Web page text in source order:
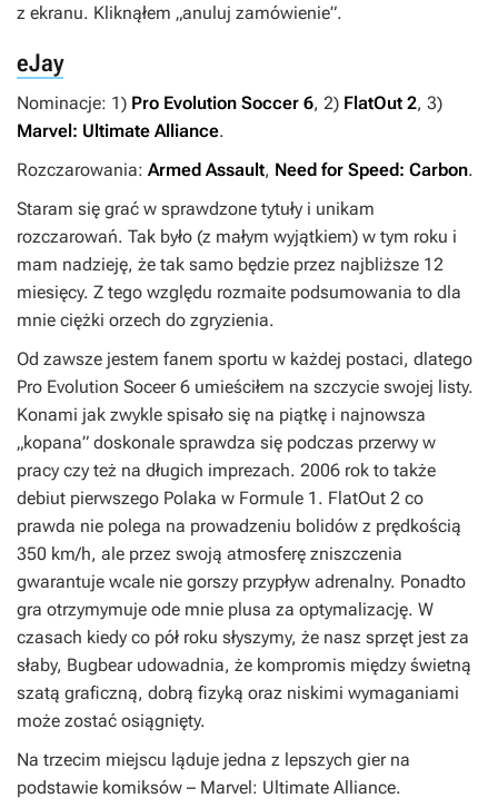
z ekranu. Kliknąłem „anuluj zamówienie”.
eJay
Nominacje: 1) Pro Evolution Soccer 6, 2) FlatOut 2, 3)
Marvel: Ultimate Alliance.
Rozczarowania: Armed Assault, Need for Speed: Carbon.
Staram się grać w sprawdzone tytuły i unikam
rozczarowań. Tak było (z małym wyjątkiem) w tym roku i
mam nadzieję, że tak samo będzie przez najbliższe 12
miesięcy. Z tego względu rozmaite podsumowania to dla
mnie ciężki orzech do zgryzienia.
Od zawsze jestem fanem sportu w każdej postaci, dlatego
Pro Evolution Soceer 6 umieściłem na szczycie swojej listy.
Konami jak zwykle spisało się na piątkę i najnowsza
„kopana” doskonale sprawdza się podczas przerwy w
pracy czy też na długich imprezach. 2006 rok to także
debiut pierwszego Polaka w Formule 1. FlatOut 2 co
prawda nie polega na prowadzeniu bolidów z prędkością
350 km/h, ale przez swoją atmosferę zniszczenia
gwarantuje wcale nie gorszy przypływ adrenalny. Ponadto
gra otrzymymuje ode mnie plusa za optymalizację. W
czasach kiedy co pół roku słyszymy, że nasz sprzęt jest za
słaby, Bugbear udowadnia, że kompromis między świetną
szatą graficzną, dobrą fizyką oraz niskimi wymaganiami
może zostać osiągnięty.
Na trzecim miejscu ląduje jedna z lepszych gier na
podstawie komiksów – Marvel: Ultimate Alliance.